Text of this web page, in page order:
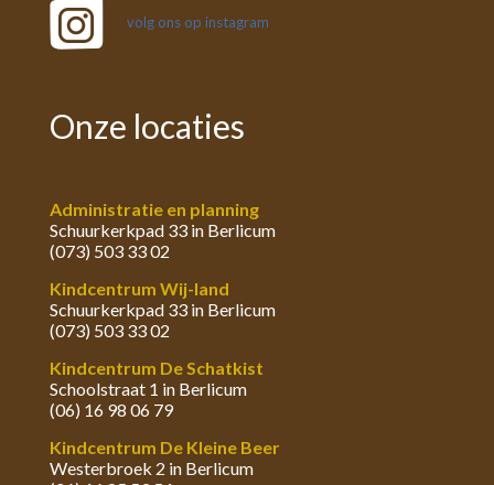
volg ons op instagram
Onze locaties
Administratie en planning
Schuurkerkpad 33 in Berlicum
(073) 503 33 02
Kindcentrum Wij-land
Schuurkerkpad 33 in Berlicum
(073) 503 33 02
Kindcentrum De Schatkist
Schoolstraat 1 in Berlicum
(06) 16 98 06 79
Kindcentrum De Kleine Beer
Westerbroek 2 in Berlicum